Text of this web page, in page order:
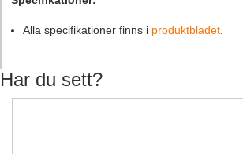
Alla specifikationer finns i produktbladet.
Har du sett?